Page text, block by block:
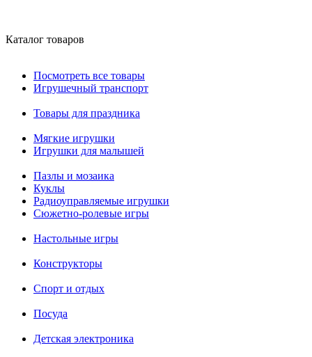
Каталог товаров
Посмотреть все товары
Игрушечный транспорт
Товары для праздника
Мягкие игрушки
Игрушки для малышей
Пазлы и мозаика
Куклы
Радиоуправляемые игрушки
Сюжетно-ролевые игры
Настольные игры
Конструкторы
Спорт и отдых
Посуда
Детская электроника